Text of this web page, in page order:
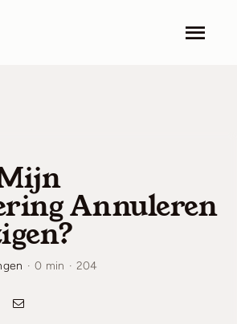
Faciliteiten
Omgeving
Actualiteiten
Annuleren
· 0 min · 204